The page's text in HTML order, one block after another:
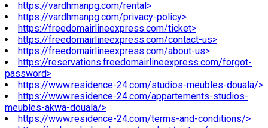
https://vardhmanpg.com/rental>
https://vardhmanpg.com/privacy-policy>
https://freedomairlineexpress.com/ticket>
https://freedomairlineexpress.com/contact-us>
https://freedomairlineexpress.com/about-us>
https://reservations.freedomairlineexpress.com/forgot-
password>
https://www.residence-24.com/studios-meubles-douala/>
https://www.residence-24.com/appartements-studios-
meubles-akwa-douala/>
https://www.residence-24.com/terms-and-conditions/>